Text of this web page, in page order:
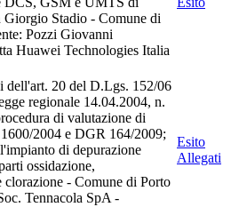
Stadio - Comune di
Pozzi Giovanni
Huawei Technologies Italia
dell'art. 20 del D.Lgs. 152/06
regionale 14.04.2004, n.
di valutazione di
2004 e DGR 164/2009;
di depurazione
ossidazione,
clorazione - Comune di Porto
Tennacola SpA -
Esito
Allegati